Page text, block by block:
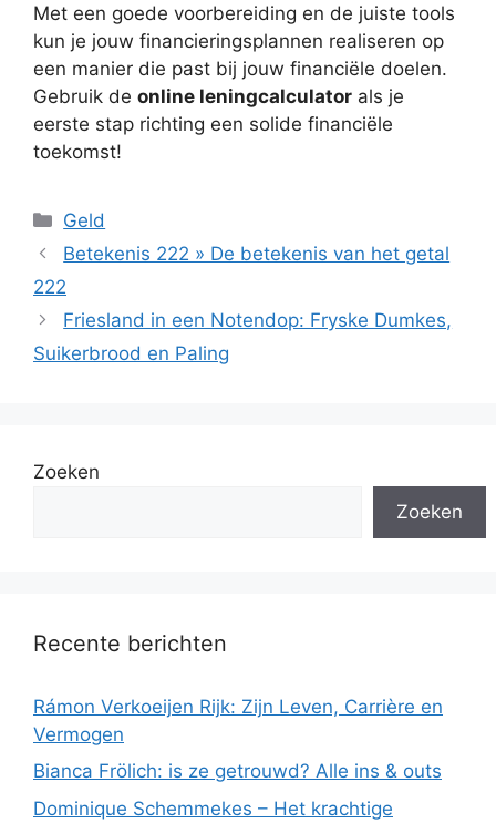
Met een goede voorbereiding en de juiste tools
kun je jouw financieringsplannen realiseren op
een manier die past bij jouw financiële doelen.
Gebruik de online leningcalculator als je
eerste stap richting een solide financiële
toekomst!
Categorieën
Geld
Betekenis 222 » De betekenis van het getal
222
Friesland in een Notendop: Fryske Dumkes,
Suikerbrood en Paling
Zoeken
Zoeken
Recente berichten
Rámon Verkoeijen Rijk: Zijn Leven, Carrière en
Vermogen
Bianca Frölich: is ze getrouwd? Alle ins & outs
Dominique Schemmekes – Het krachtige